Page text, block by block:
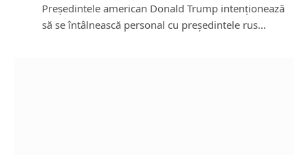
Președintele american Donald Trump intenționează
să se întâlnească personal cu președintele rus…